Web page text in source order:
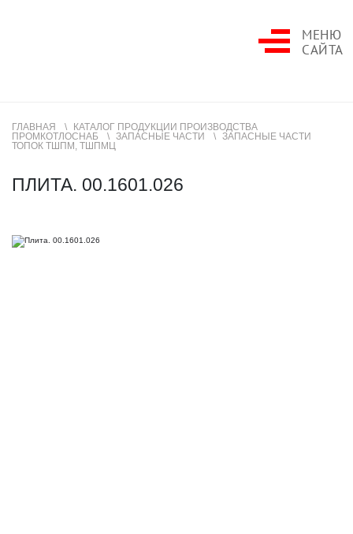
МЕНЮ
САЙТА
ГЛАВНАЯ
КАТАЛОГ ПРОДУКЦИИ ПРОИЗВОДСТВА
ПРОМКОТЛОСНАБ
ЗАПАСНЫЕ ЧАСТИ
ЗАПАСНЫЕ ЧАСТИ
ТОПОК ТШПМ, ТШПМЦ
ПЛИТА. 00.1601.026